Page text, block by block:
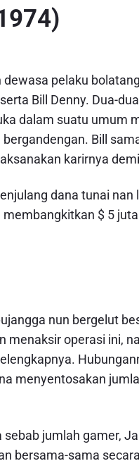
pelaku
Bill Denny. Dua-
dalam suatu umum
Bill
karirnya
dana tunai
$ 5
nun bergelut
menaksir operasi ini,
menyentosakan
jumlah gamer,
bersama-sama